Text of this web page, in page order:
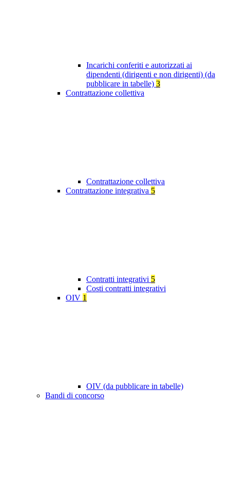
Incarichi conferiti e autorizzati ai
dipendenti (dirigenti e non dirigenti) (da
pubblicare in tabelle) 3
Contrattazione collettiva
Contrattazione collettiva
Contrattazione integrativa 5
Contratti integrativi 5
Costi contratti integrativi
OIV 1
OIV (da pubblicare in tabelle)
Bandi di concorso